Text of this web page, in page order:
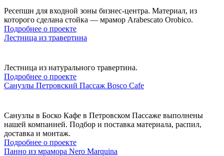
Ресепшн для входной зоны бизнес-центра. Материал, из
которого сделана стойка — мрамор Arabescato Orobico.
Подробнее о проекте
Лестница из травертина
Лестница из натурального травертина.
Подробнее о проекте
Санузлы Петровский Пассаж Bosco Cafe
Санузлы в Боско Кафе в Петровском Пассаже выполнены
нашей компанией. Подбор и поставка материала, распил,
доставка и монтаж.
Подробнее о проекте
Панно из мрамора Nero Marquina